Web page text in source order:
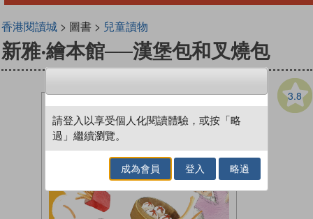
香港閱讀城> 圖書 > 兒童讀物
新雅‧繪本館──漢堡包和叉燒包
3.8
請登入以享受個人化閱讀體驗，或按「略
過」繼續瀏覽。
成為會員 登入 略過